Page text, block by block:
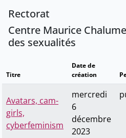
Rectorat
Centre Maurice
des sexualités
Titre
Date de
création
Avatars, cam-
girls,
cyberfeminism
mercredi
6
décembre
2023